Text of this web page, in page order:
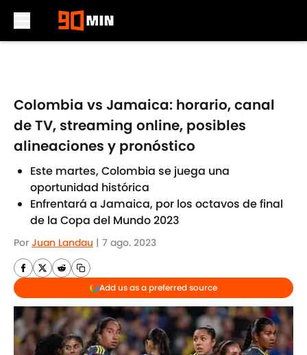
Colombia vs Jamaica: horario, canal
de TV, streaming online, posibles
alineaciones y pronóstico
Este martes, Colombia se juega una
oportunidad histórica
Enfrentará a Jamaica, por los octavos de final
de la Copa del Mundo 2023
Por Juan Landau | 7 ago. 2023
Add us as a preferred source